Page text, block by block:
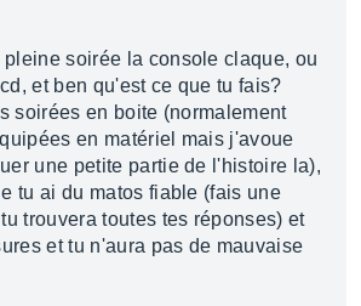
soirée la console claque, ou
et ben qu'est ce que tu fais?
soirées en boite (normalement
en matériel mais j'avoue
une petite partie de l'histoire la),
tu ai du matos fiable (fais une
trouvera toutes tes réponses) et
et tu n'aura pas de mauvaise